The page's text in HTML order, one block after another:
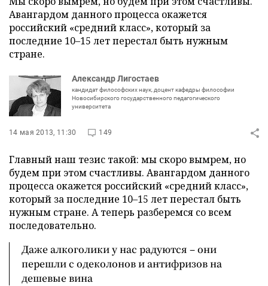
Авангардом данного процесса окажется
российский «средний класс», который за
последние 10–15 лет перестал быть нужным
стране.
Александр Лигостаев
кандидат философских наук, доцент кафедры философии
Новосибирского государственного педагогического
университета
14 мая 2013, 11:30 149
Главный наш тезис такой: мы скоро вымрем, но
будем при этом счастливы. Авангардом данного
процесса окажется российский «средний класс»,
который за последние 10–15 лет перестал быть
нужным стране. А теперь разберемся со всем
последовательно.
Даже алкоголики у нас радуются – они
перешли с одеколонов и антифризов на
дешевые вина